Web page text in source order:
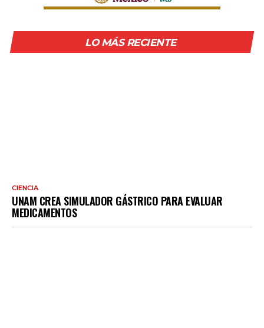
LO MÁS RECIENTE
CIENCIA
UNAM CREA SIMULADOR GÁSTRICO PARA EVALUAR
MEDICAMENTOS